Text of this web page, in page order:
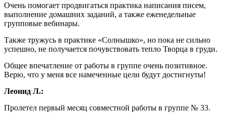
Очень помогает продвигаться практика написания писем,
выполнение домашних заданий, а также еженедельные
групповые вебинары.
Также тружусь в практике «Солнышко», но пока не сильно
успешно, не получается почувствовать тепло Творца в груди.
Общее впечатление от работы в группе очень позитивное.
Верю, что у меня все намеченные цели будут достигнуты!
Леонид Л.:
Пролетел первый месяц совместной работы в группе № 33.